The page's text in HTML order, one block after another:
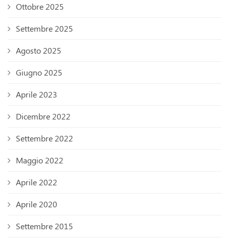
Ottobre 2025
Settembre 2025
Agosto 2025
Giugno 2025
Aprile 2023
Dicembre 2022
Settembre 2022
Maggio 2022
Aprile 2022
Aprile 2020
Settembre 2015